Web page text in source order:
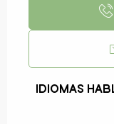
Idiomas
Idiomas